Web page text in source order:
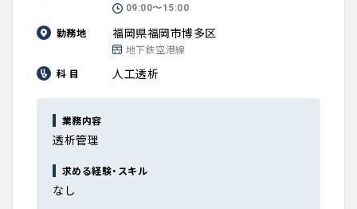
データで見る医師の平均年収
医師に役立つ取材記事
大学医局紹介
09:00〜15:00
勤務地 福岡県福岡市博多区
地下鉄空港線
科 目
人工透析
業務内容
透析管理
求める経験・スキル
なし